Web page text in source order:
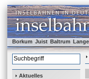
Borkum Juist Baltrum
Aktuelles